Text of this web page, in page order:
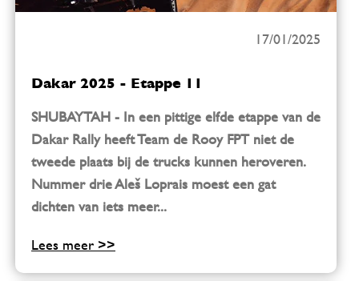
17/01/2025
Dakar 2025 - Etappe 11
SHUBAYTAH - In een pittige elfde etappe van de
Dakar Rally heeft Team de Rooy FPT niet de
tweede plaats bij de trucks kunnen heroveren.
Nummer drie Aleš Loprais moest een gat
dichten van iets meer...
Lees meer >>